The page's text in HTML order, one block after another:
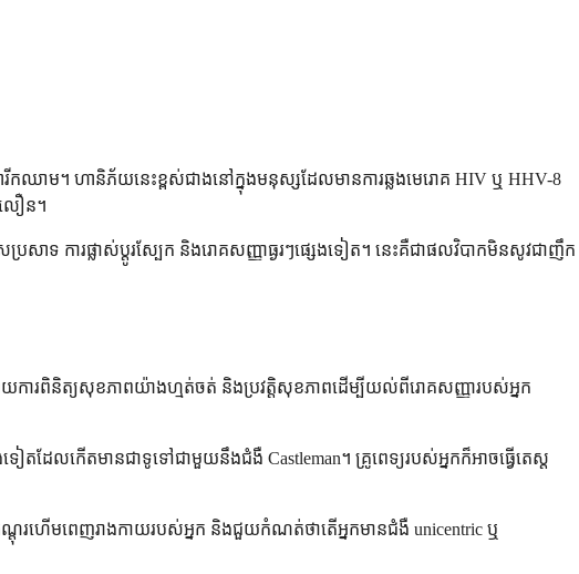
រីកឈាម។ ហានិភ័យនេះខ្ពស់ជាងនៅក្នុងមនុស្សដែលមានការឆ្លងមេរោគ HIV ឬ HHV-8
លឿន។
ាទ ការផ្លាស់ប្តូរស្បែក និងរោគសញ្ញាធ្ងរៗផ្សេងទៀត។ នេះគឺជាផលវិបាកមិនសូវជាញឹក
ោយការពិនិត្យសុខភាពយ៉ាងហ្មត់ចត់ និងប្រវត្តិសុខភាពដើម្បីយល់ពីរោគសញ្ញារបស់អ្នក
ទៀតដែលកើតមានជាទូទៅជាមួយនឹងជំងឺ Castleman។ គ្រូពេទ្យរបស់អ្នកក៏អាចធ្វើតេស្ត
តុរហើមពេញរាងកាយរបស់អ្នក និងជួយកំណត់ថាតើអ្នកមានជំងឺ unicentric ឬ